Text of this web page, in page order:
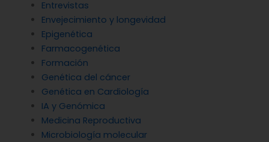
Entrevistas
Envejecimiento y longevidad
Epigenética
Farmacogenética
Formación
Genética del cáncer
Genética en Cardiología
IA y Genómica
Medicina Reproductiva
Microbiología molecular